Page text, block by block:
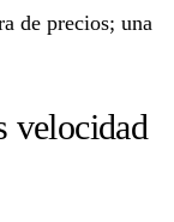
de precios; una